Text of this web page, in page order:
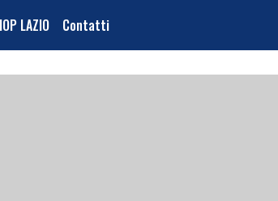
LAZIO Contatti